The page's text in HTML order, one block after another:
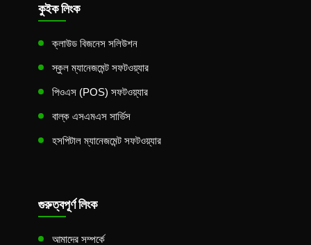
কুইক লিংক
ক্লাউড বিজনেস সলিউশন
স্কুল ম্যানেজমেন্ট সফটওয়্যার
পিওএস (POS) সফটওয়্যার
বাল্ক এসএমএস সার্ভিস
হসপিটাল ম্যানেজমেন্ট সফটওয়্যার
গুরুত্বপূর্ণ লিংক
আমাদের সম্পর্কে